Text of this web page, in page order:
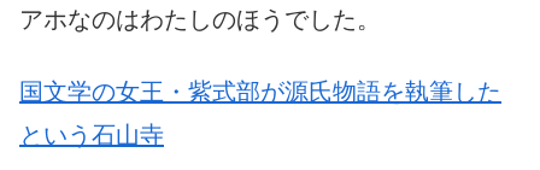
アホなのはわたしのほうでした。
国文学の女王・紫式部が源氏物語を執筆した
という石山寺